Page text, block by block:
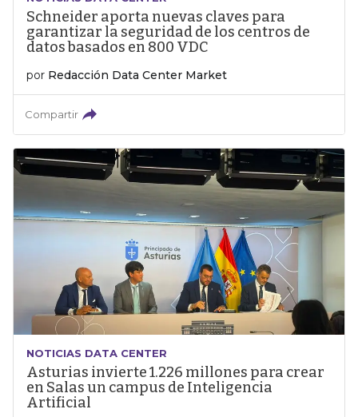
Schneider aporta nuevas claves para
garantizar la seguridad de los centros de
datos basados en 800 VDC
por Redacción Data Center Market
Compartir
NOTICIAS DATA CENTER
Asturias invierte 1.226 millones para crear
en Salas un campus de Inteligencia
Artificial